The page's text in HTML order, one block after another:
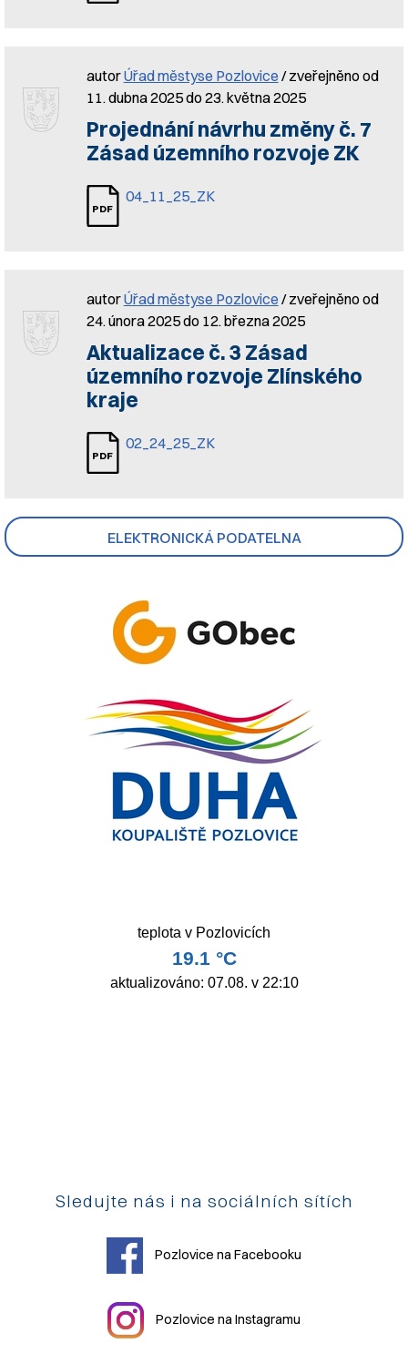
ELEKTRONICKÁ PODATELNA
autorÚřad městyse Pozlovice / zveřejněno od
11. dubna 2025 do 23. května 2025
Projednání návrhu změny č. 7
Zásad územního rozvoje ZK
04_11_25_ZK
autorÚřad městyse Pozlovice / zveřejněno od
24. února 2025 do 12. března 2025
Aktualizace č. 3 Zásad
územního rozvoje Zlínského
kraje
02_24_25_ZK
Sledujte nás i na sociálních sítích
Pozlovice na Facebooku
Pozlovice na Instagramu